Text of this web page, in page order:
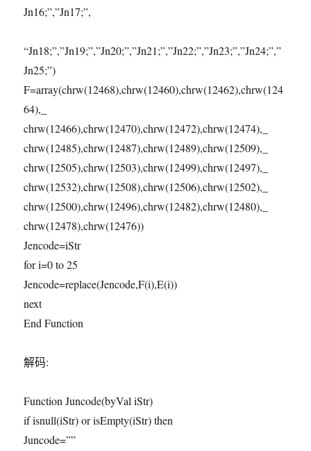
Jn16;”,”Jn17;”,
“Jn18;”,”Jn19;”,”Jn20;”,”Jn21;”,”Jn22;”,”Jn23;”,”Jn24;”,”
Jn25;”)
F=array(chrw(12468),chrw(12460),chrw(12462),chrw(124
64),_
chrw(12466),chrw(12470),chrw(12472),chrw(12474),_
chrw(12485),chrw(12487),chrw(12489),chrw(12509),_
chrw(12505),chrw(12503),chrw(12499),chrw(12497),_
chrw(12532),chrw(12508),chrw(12506),chrw(12502),_
chrw(12500),chrw(12496),chrw(12482),chrw(12480),_
chrw(12478),chrw(12476))
Jencode=iStr
for i=0 to 25
Jencode=replace(Jencode,F(i),E(i))
next
End Function
解码:
Function Juncode(byVal iStr)
if isnull(iStr) or isEmpty(iStr) then
Juncode=””